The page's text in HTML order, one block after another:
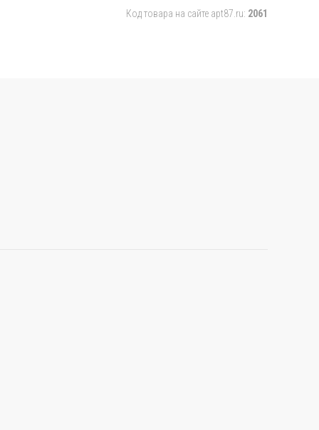
Код товара на сайте apt87.ru: 2061